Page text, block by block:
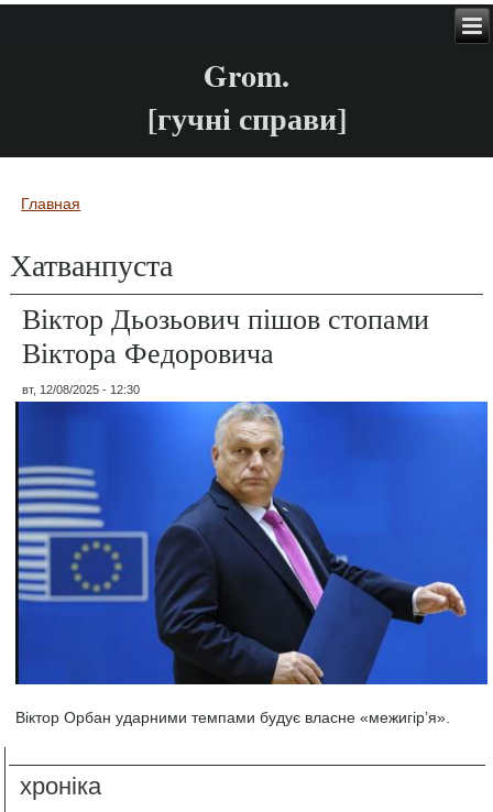
Grom.
[гучні справи]
Вы здесь
Главная
Хатванпуста
Віктор Дьозьович пішов стопами
Віктора Федоровича
вт, 12/08/2025 - 12:30
Віктор Орбан ударними темпами будує власне «межигір’я».
хроніка